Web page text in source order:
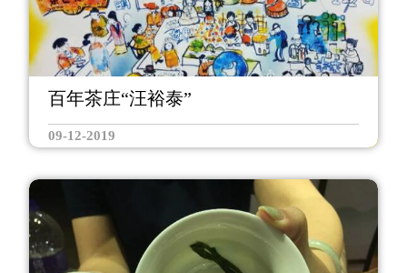
百年茶庄“汪裕泰”
09-12-2019